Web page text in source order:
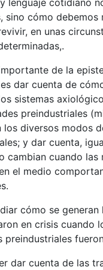
lenguaje cotidiano
sino cómo debemos
en unas
de la
dar cuenta de
sistemas
preindustriales
los diversos modos
y dar cuenta,
cambian cuando las
el medio
cómo se generan
en crisis cuando
preindustriales
dar cuenta de las